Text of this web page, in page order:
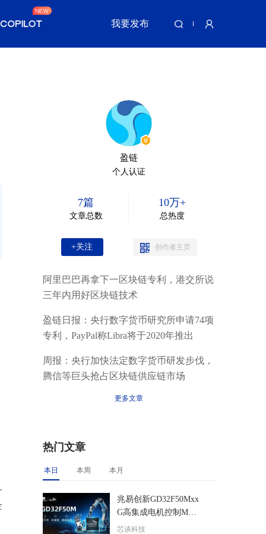
我要发布
盈链
个人认证
7篇
文章总数
10万+
总热度
+关注 创作者主页
阿里巴巴再拿下一区块链专利，港交所说
三年内用好区块链技术
盈链日报：央行数字货币研究所申请74项
专利，PayPal称Libra将于2020年推出
周报：央行加快法定数字货币研发步伐，
腾信等巨头抢占区块链供应链市场
更多文章
热门文章
本日 本周 本月
兆易创新GD32F50Mxx
G高集成电机控制MCU
发布，赋能人形机器人
芯谈科技